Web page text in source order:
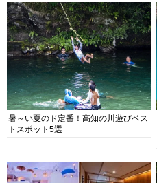
暑～い夏のド定番！高知の川遊びベス
トスポット5選